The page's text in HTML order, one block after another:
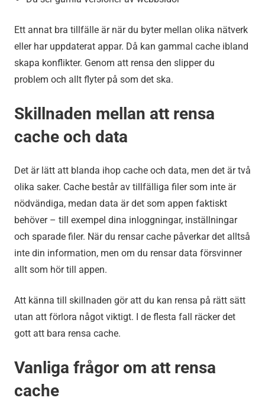
Ett annat bra tillfälle är när du byter mellan olika nätverk
eller har uppdaterat appar. Då kan gammal cache ibland
skapa konflikter. Genom att rensa den slipper du
problem och allt flyter på som det ska.
Skillnaden mellan att rensa
cache och data
Det är lätt att blanda ihop cache och data, men det är två
olika saker. Cache består av tillfälliga filer som inte är
nödvändiga, medan data är det som appen faktiskt
behöver – till exempel dina inloggningar, inställningar
och sparade filer. När du rensar cache påverkar det alltså
inte din information, men om du rensar data försvinner
allt som hör till appen.
Att känna till skillnaden gör att du kan rensa på rätt sätt
utan att förlora något viktigt. I de flesta fall räcker det
gott att bara rensa cache.
Vanliga frågor om att rensa
cache